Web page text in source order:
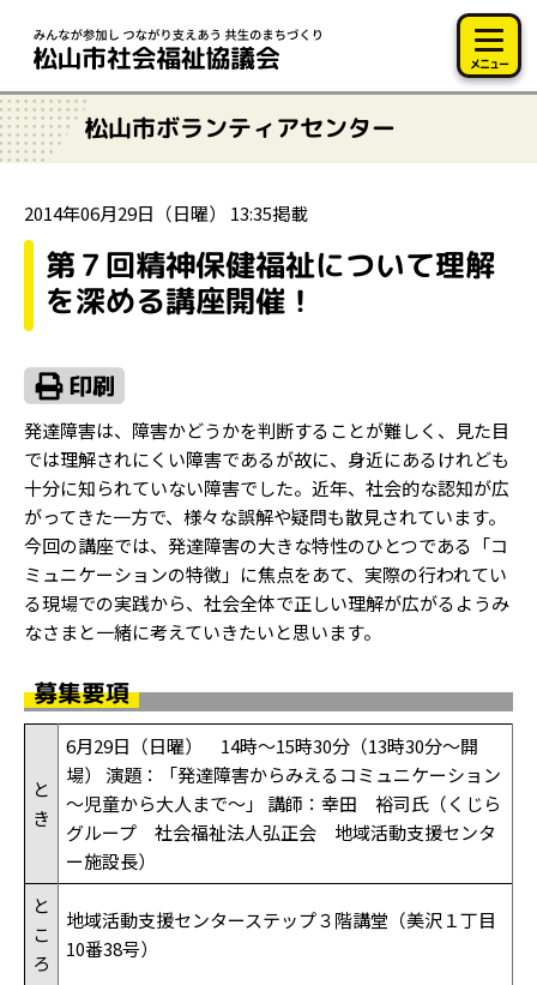
メニュー
松山市ボランティアセンター
2014年06月29日（日曜） 13:35掲載
第７回精神保健福祉について理解
を深める講座開催！
発達障害は、障害かどうかを判断することが難しく、見た目
では理解されにくい障害であるが故に、身近にあるけれども
十分に知られていない障害でした。近年、社会的な認知が広
がってきた一方で、様々な誤解や疑問も散見されています。
今回の講座では、発達障害の大きな特性のひとつである「コ
ミュニケーションの特徴」に焦点をあて、実際の行われてい
る現場での実践から、社会全体で正しい理解が広がるようみ
なさまと一緒に考えていきたいと思います。
募集要項
と
き
6月29日（日曜） 14時～15時30分（13時30分～開
場） 演題：「発達障害からみえるコミュニケーション
～児童から大人まで～」 講師：幸田 裕司氏（くじら
グループ 社会福祉法人弘正会 地域活動支援センタ
ー施設長）
と
こ
ろ
地域活動支援センターステップ３階講堂（美沢１丁目
10番38号）